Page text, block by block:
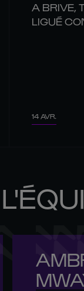
A BRIVE,
LIGUÉ
14 AVR.